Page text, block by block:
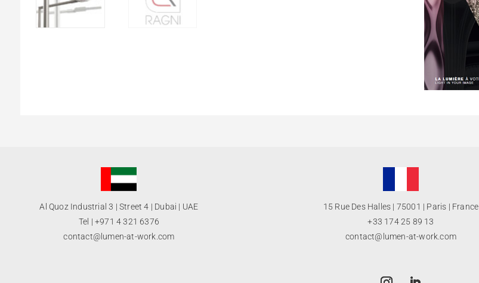
Al Quoz Industrial 3 | Street 4 | Dubai | UAE
Tel | +971 4 321 6376
contact@lumen-at-work.com
15 Rue Des Halles | 75001 | Paris | France
+33 174 25 89 13
contact@lumen-at-work.com